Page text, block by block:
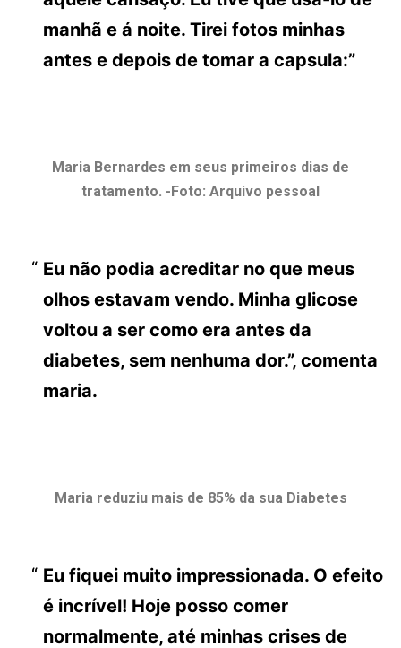
manhã e á noite. Tirei fotos minhas
antes e depois de tomar a capsula:”
Maria Bernardes em seus primeiros dias de
tratamento. -Foto: Arquivo pessoal
Eu não podia acreditar no que meus
olhos estavam vendo. Minha glicose
voltou a ser como era antes da
diabetes, sem nenhuma dor.”, comenta
maria.
Maria reduziu mais de 85% da sua Diabetes
Eu fiquei muito impressionada. O efeito
é incrível! Hoje posso comer
normalmente, até minhas crises de